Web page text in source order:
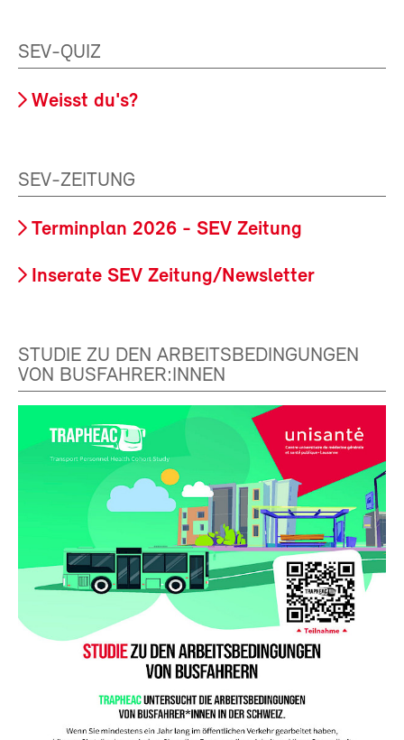
SEV-QUIZ
Weisst du's?
SEV-ZEITUNG
Terminplan 2026 - SEV Zeitung
Inserate SEV Zeitung/Newsletter
STUDIE ZU DEN ARBEITSBEDINGUNGEN
VON BUSFAHRER:INNEN